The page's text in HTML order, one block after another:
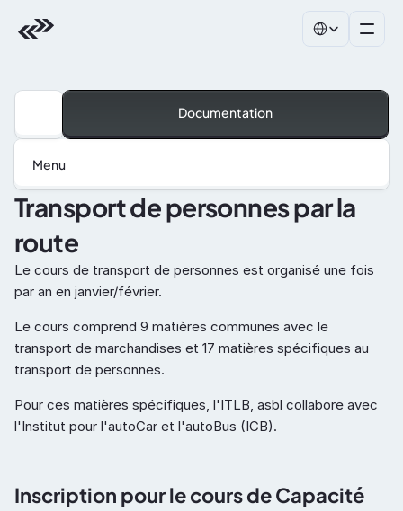
Documentation
Menu
Transport de personnes par la
route
Le cours de transport de personnes est organisé une fois
par an en janvier/février.
Le cours comprend 9 matières communes avec le
transport de marchandises et 17 matières spécifiques au
transport de personnes.
Pour ces matières spécifiques, l'ITLB, asbl collabore avec
l'Institut pour l'autoCar et l'autoBus (ICB).
Inscription pour le cours de Capacité